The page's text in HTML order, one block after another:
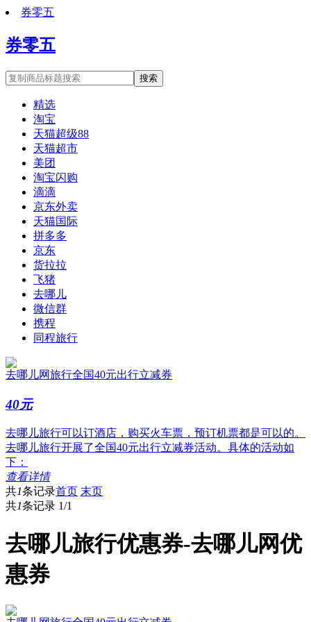
券零五
券零五
搜索
精选
淘宝
天猫超级88
天猫超市
美团
淘宝闪购
滴滴
京东外卖
天猫国际
拼多多
京东
货拉拉
飞猪
去哪儿
微信群
携程
同程旅行
去哪儿网旅行全国40元出行立减券
40元
去哪儿旅行可以订酒店，购买火车票，预订机票都是可以的。
去哪儿旅行开展了全国40元出行立减券活动。具体的活动如
下：
查看详情
共1条记录首页 末页
共1条记录 1/1
去哪儿旅行优惠券-去哪儿网优
惠券